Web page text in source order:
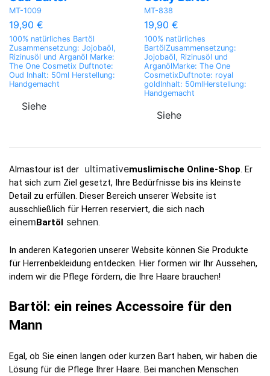
MT-1009
19,90 €
100% natürliches Bartöl
Zusammensetzung: Jojobaöl,
Rizinusöl und Arganöl Marke:
The One Cosmetix Duftnote:
Oud Inhalt: 50ml Herstellung:
Handgemacht
Siehe
MT-838
19,90 €
100% natürliches
BartölZusammensetzung:
Jojobaöl, Rizinusöl und
ArganölMarke: The One
CosmetixDuftnote: royal
goldInhalt: 50mlHerstellung:
Handgemacht
Siehe
Almastour ist der ultimativemuslimische Online-Shop. Er
hat sich zum Ziel gesetzt, Ihre Bedürfnisse bis ins kleinste
Detail zu erfüllen. Dieser Bereich unserer Website ist
einem Bartöl sehnen.
In anderen Kategorien unserer Website können Sie Produkte
für Herrenbekleidung entdecken. Hier formen wir Ihr Aussehen,
indem wir die Pflege fördern, die Ihre Haare brauchen!
Bartöl: ein reines Accessoire für den
Mann
Egal, ob Sie einen langen oder kurzen Bart haben, wir haben die
Lösung für die Pflege Ihrer Haare. Bei manchen Menschen